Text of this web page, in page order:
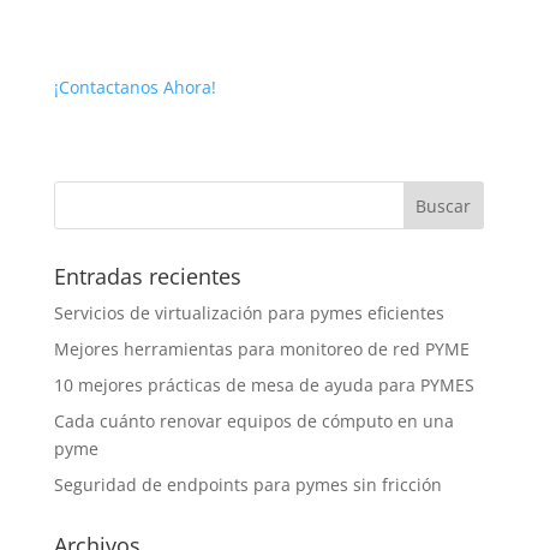
¡Contactanos Ahora!
Entradas recientes
Servicios de virtualización para pymes eficientes
Mejores herramientas para monitoreo de red PYME
10 mejores prácticas de mesa de ayuda para PYMES
Cada cuánto renovar equipos de cómputo en una
pyme
Seguridad de endpoints para pymes sin fricción